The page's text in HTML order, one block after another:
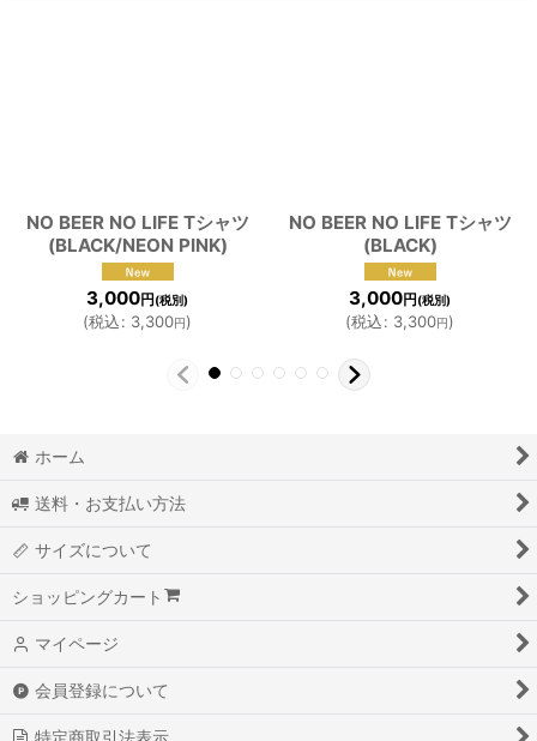
NO BEER NO LIFE Tシャツ
(BLACK/NEON PINK)
3,000円 (税別)
(税込: 3,300円)
NO BEER NO LIFE Tシャツ
(BLACK)
3,000円 (税別)
(税込: 3,300円)
ホーム
送料・お支払い方法
サイズについて
ショッピングカート
マイページ
会員登録について
特定商取引法表示